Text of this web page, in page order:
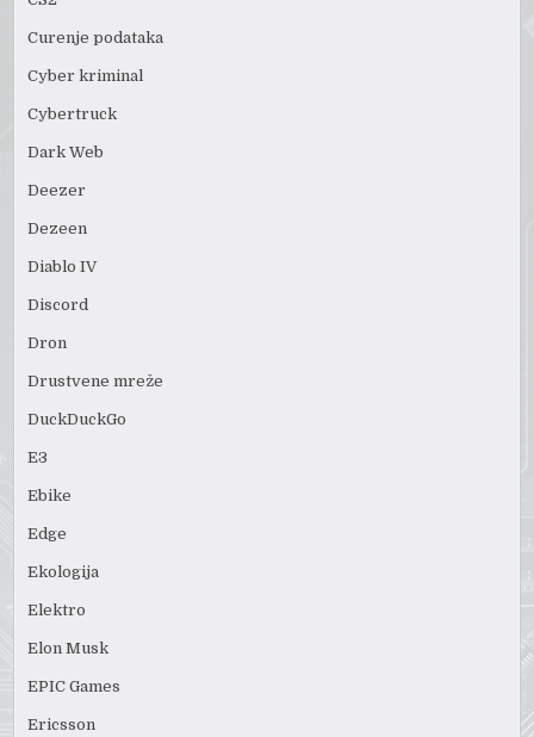
Curenje podataka
Cyber kriminal
Cybertruck
Dark Web
Deezer
Dezeen
Diablo IV
Discord
Dron
Drustvene mreže
DuckDuckGo
E3
Ebike
Edge
Ekologija
Elektro
Elon Musk
EPIC Games
Ericsson